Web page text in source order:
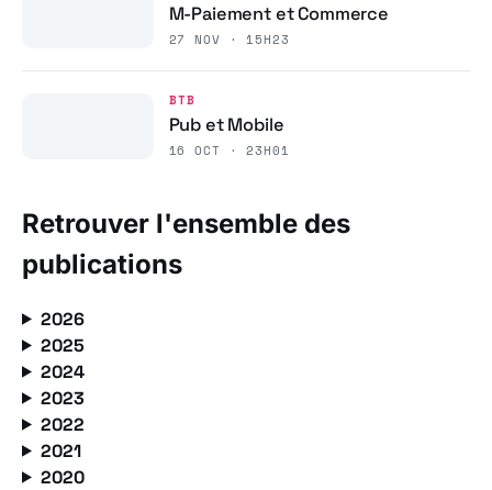
M-Paiement et Commerce
27 NOV · 15H23
BTB
Pub et Mobile
16 OCT · 23H01
Retrouver l'ensemble des
publications
2026
2025
2024
2023
2022
2021
2020